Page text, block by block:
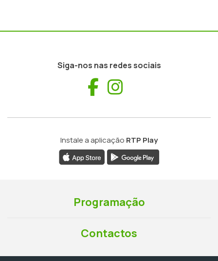
Siga-nos nas redes sociais
Facebook
Instale a aplicação RTP Play
Programação
Contactos